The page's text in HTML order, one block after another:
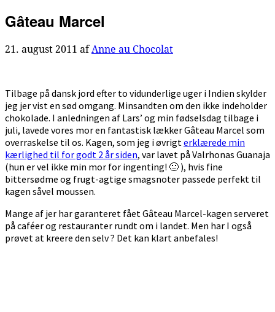
Gâteau Marcel
21. august 2011 afAnne au Chocolat
Tilbage på dansk jord efter to vidunderlige uger i Indien skylder
jeg jer vist en sød omgang. Minsandten om den ikke indeholder
chokolade. I anledningen af Lars’ og min fødselsdag tilbage i
juli, lavede vores mor en fantastisk lækker Gâteau Marcel som
overraskelse til os. Kagen, som jeg i øvrigt erklærede min
kærlighed til for godt 2 år siden, var lavet på Valrhonas Guanaja
(hun er vel ikke min mor for ingenting! 🙂 ), hvis fine
bittersødme og frugt-agtige smagsnoter passede perfekt til
kagen såvel moussen.
Mange af jer har garanteret fået Gâteau Marcel-kagen serveret
på caféer og restauranter rundt om i landet. Men har I også
prøvet at kreere den selv ? Det kan klart anbefales!